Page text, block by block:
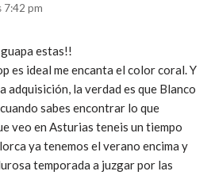
7:42 pm
estas!!
es ideal me encanta el color coral. Y
adquisición, la verdad es que Blanco
sabes encontrar lo que
veo en Asturias teneis un tiempo
ya tenemos el verano encima y
temporada a juzgar por las